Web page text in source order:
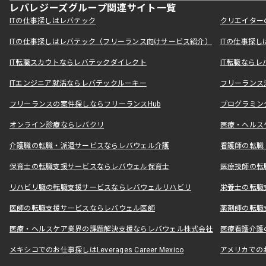
レバレジーズグループ関連サイト一覧
ITの仕事探しはレバテック クリエイタ
ITの仕事探しはレバテック（フリーランス向けサービス紹介） ITの仕事探
IT転職スカウトならレバテックダイレクト IT転職なら
ITエンジニア就活ならレバテックルーキー フリーラン
フリーランスの案件探しならフリーランスHub プログラミ
オンライン診療ならレバクリ 医療・ヘル
介護職の転職・派遣サービスならレバウェル介護 看護師の転
保育士の転職支援サービスならレバウェル保育士 医療技師の
リハビリ職の転職支援サービスならレバウェルリハビリ 栄養士の転
医師の転職支援サービスならレバウェル医師 薬剤師の転
医療・ヘルスケア業界の課題解決支援ならレバウェル株式会社 医療看護介
メキシコでのお仕事探しはLeverages Career Mexico アメリカで